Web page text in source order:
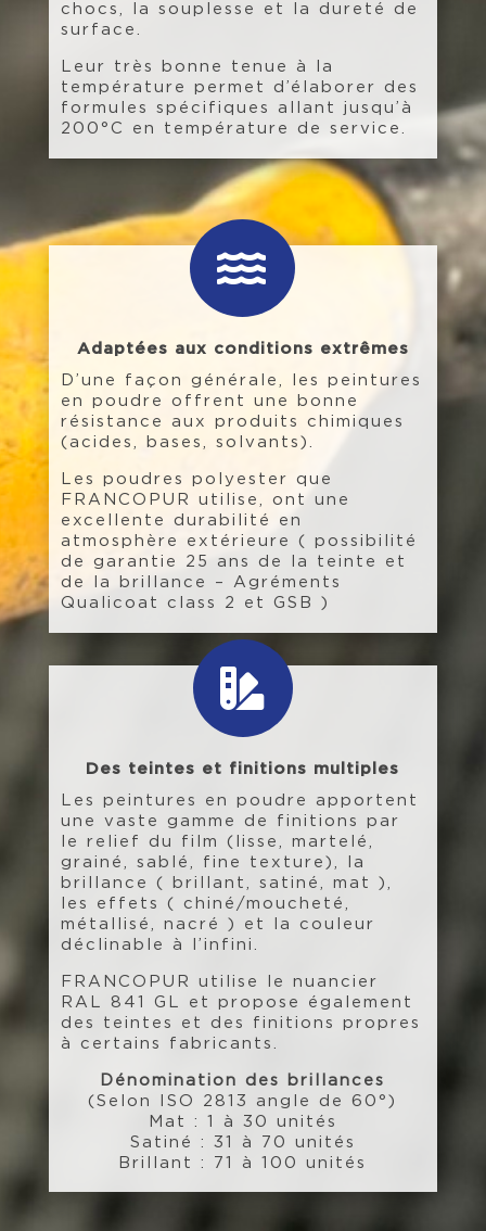
chocs, la souplesse et la dureté de
surface.
Leur très bonne tenue à la
température permet d’élaborer des
formules spécifiques allant jusqu’à
200°C en température de service.

Adaptées aux conditions extrêmes
D’une façon générale, les peintures
en poudre offrent une bonne
résistance aux produits chimiques
(acides, bases, solvants).
Les poudres polyester que
FRANCOPUR utilise, ont une
excellente durabilité en
atmosphère extérieure ( possibilité
de garantie 25 ans de la teinte et
de la brillance – Agréments
Qualicoat class 2 et GSB )

Des teintes et finitions multiples
Les peintures en poudre apportent
une vaste gamme de finitions par
le relief du film (lisse, martelé,
grainé, sablé, fine texture), la
brillance ( brillant, satiné, mat ),
les effets ( chiné/moucheté,
métallisé, nacré ) et la couleur
déclinable à l’infini.
FRANCOPUR utilise le nuancier
RAL 841 GL et propose également
des teintes et des finitions propres
à certains fabricants.
Dénomination des brillances
(Selon ISO 2813 angle de 60°)
Mat : 1 à 30 unités
Satiné : 31 à 70 unités
Brillant : 71 à 100 unités